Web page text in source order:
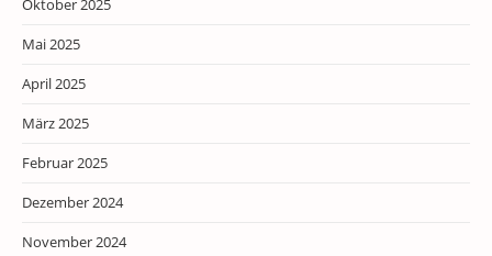
Oktober 2025
Mai 2025
April 2025
März 2025
Februar 2025
Dezember 2024
November 2024